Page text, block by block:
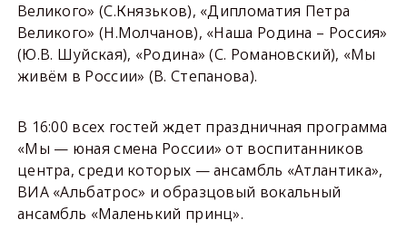
Великого» (С.Князьков), «Дипломатия Петра
Великого» (Н.Молчанов), «Наша Родина – Россия»
(Ю.В. Шуйская), «Родина» (С. Романовский), «Мы
живём в России» (В. Степанова).
В 16:00 всех гостей ждет праздничная программа
«Мы — юная смена России» от воспитанников
центра, среди которых — ансамбль «Атлантика»,
ВИА «Альбатрос» и образцовый вокальный
ансамбль «Маленький принц».